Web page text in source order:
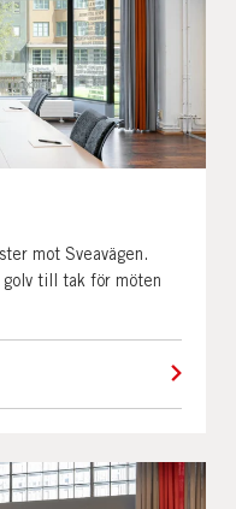
mot Sveavägen.
till tak för möten